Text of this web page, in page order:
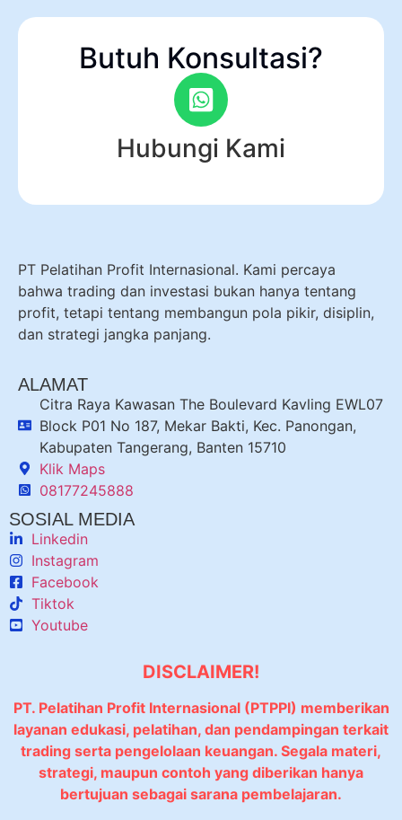
Butuh Konsultasi?
Hubungi Kami
PT Pelatihan Profit Internasional. Kami percaya
bahwa trading dan investasi bukan hanya tentang
profit, tetapi tentang membangun pola pikir, disiplin,
dan strategi jangka panjang.
ALAMAT
Citra Raya Kawasan The Boulevard Kavling EWL07
Block P01 No 187, Mekar Bakti, Kec. Panongan,
Kabupaten Tangerang, Banten 15710
Klik Maps
08177245888
SOSIAL MEDIA
Linkedin
Instagram
Facebook
Tiktok
Youtube
DISCLAIMER!
PT. Pelatihan Profit Internasional (PTPPI) memberikan
layanan edukasi, pelatihan, dan pendampingan terkait
trading serta pengelolaan keuangan. Segala materi,
strategi, maupun contoh yang diberikan hanya
bertujuan sebagai sarana pembelajaran.